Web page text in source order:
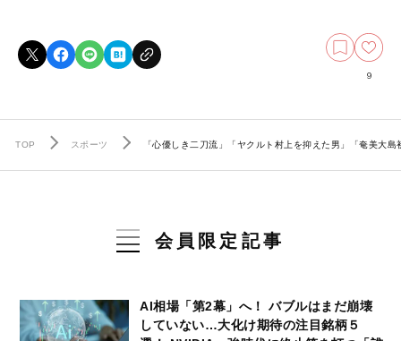
9
TOP スポーツ 「心優しき二刀流」「ヤクルト村上を抑えた男」「奄美大
会員限定記事
AI相場「第2幕」へ！ バブルはまだ崩壊
していない…大化け期待の注目銘柄５